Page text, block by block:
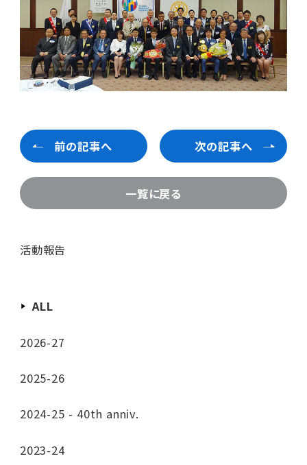
前の記事へ
一覧に戻る
次の記事へ
活動報告
ALL
2026-27
2025-26
2024-25 - 40th anniv.
2023-24